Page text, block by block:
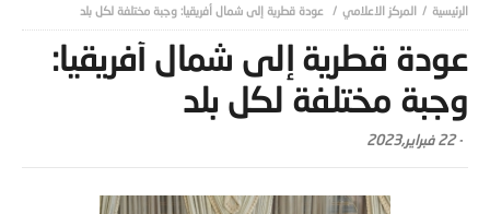
المركز الاعلامي عودة قطرية إلى شمال أفريقيا: وجبة مختلفة لكل بلد
عودة قطرية إلى شمال أفريقيا:
وجبة مختلفة لكل بلد
-22 فبراير,2023